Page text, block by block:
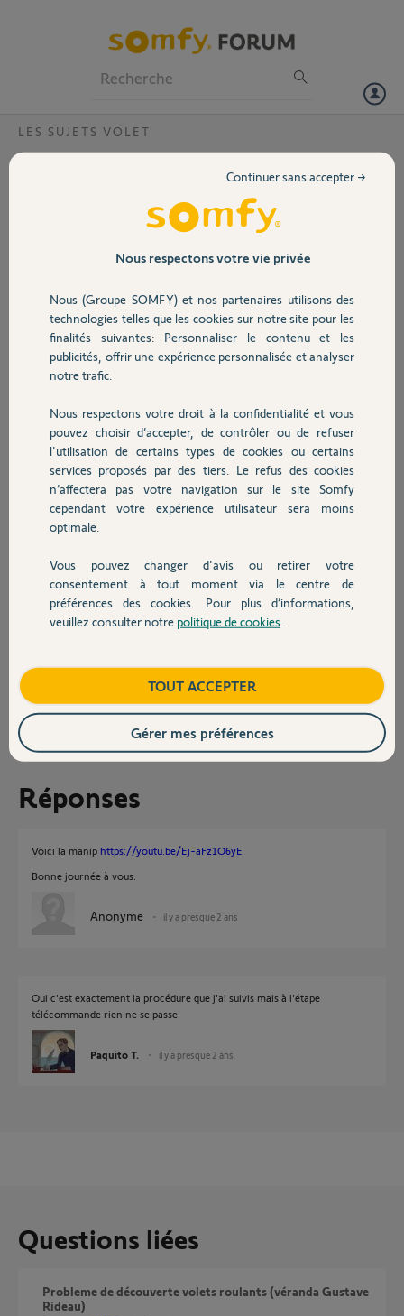
Volet
Sécurité
Domotique
Chauffage
Autres produits
Devis avec un pro
Contact
LES SUJETS VOLET
Nous avons récemment acheté une
roulant Somfy.
Pour couvrir une véranda.
Le volet est commandé via radio
par la télécommande en photo.
électrique 2 secondes + 8 secondes ,
2 secondes+ 8 secondes
Le volet effectue ça manipulation ensuite nous restons appuyer
derrière le bouton le télécommande.
Le bouton rouge apparaît bien mais malheureusement rien ne se
passe au niveau du volet.
Avez-vous une idée d'où peut venir le problème ?
Merci,
Participer au fil de discussion
Réponses
Voici la manip https://youtu.be/Ej-aFz1O6yE
Bonne journée à vous.
Anonyme il y a presque 2 ans
Oui c'est exactement la procédure que j'ai suivis mais à l'étape
télécommande rien ne se passe
Paquito T. il y a presque 2 ans
Questions liées
Probleme de découverte volets roulants (véranda Gustave
Rideau)
Nous respectons votre vie privée
Nous (Groupe SOMFY) et nos partenaires utilisons des
technologies telles que les cookies sur notre site pour les
finalités suivantes: Personnaliser le contenu et les
publicités, offrir une expérience personnalisée et analyser
notre trafic.
Nous respectons votre droit à la confidentialité et vous
pouvez choisir d’accepter, de contrôler ou de refuser
l'utilisation de certains types de cookies ou certains
services proposés par des tiers. Le refus des cookies
n’affectera pas votre navigation sur le site Somfy
cependant votre expérience utilisateur sera moins
optimale.
Vous pouvez changer d'avis ou retirer votre
consentement à tout moment via le centre de
préférences des cookies. Pour plus d’informations,
veuillez consulter notre politique de cookies
Continuer sans accepter →
TOUT ACCEPTER
Gérer mes préférences